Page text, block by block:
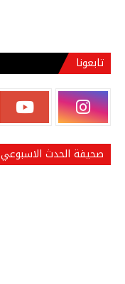
تابعونا
صحيفة الحدث الاسبوعي